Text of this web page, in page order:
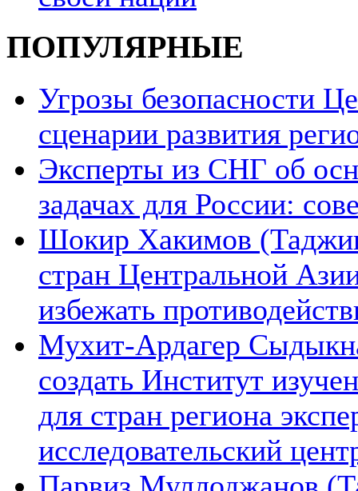
ПОПУЛЯРНЫЕ
Угрозы безопасности
сценарии развития
Эксперты из СНГ об
задачах для России:
Шокир Хакимов
стран Центральной
избежать
Мухит-Ардагер
создать Институт
для стран региона
исследовательский